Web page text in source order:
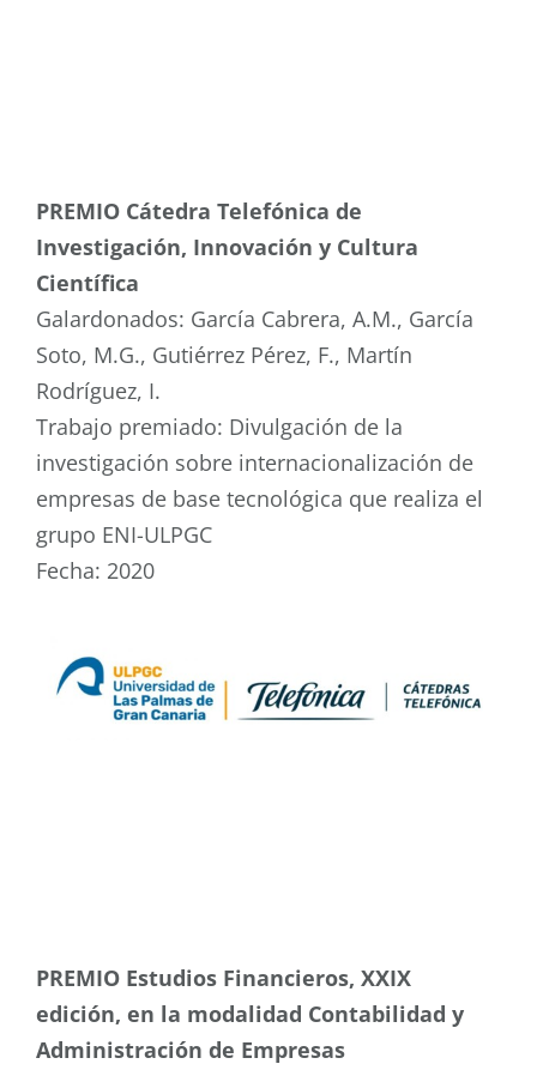
PREMIO Cátedra Telefónica de
Investigación, Innovación y Cultura
Científica
Galardonados: García Cabrera, A.M., García
Soto, M.G., Gutiérrez Pérez, F., Martín
Rodríguez, I.
Trabajo premiado: Divulgación de la
investigación sobre internacionalización de
empresas de base tecnológica que realiza el
grupo ENI-ULPGC
Fecha: 2020
PREMIO Estudios Financieros, XXIX
edición, en la modalidad Contabilidad y
Administración de Empresas